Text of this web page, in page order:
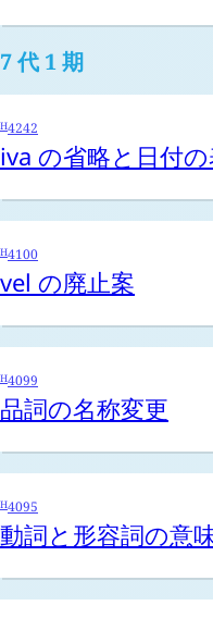
7 代 1 期
H4242
iva の省略と日付
H4100
vel の廃止案
H4099
品詞の名称変更
H4095
動詞と形容詞の意